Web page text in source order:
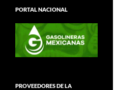
PORTAL NACIONAL
PROVEEDORES DE LA